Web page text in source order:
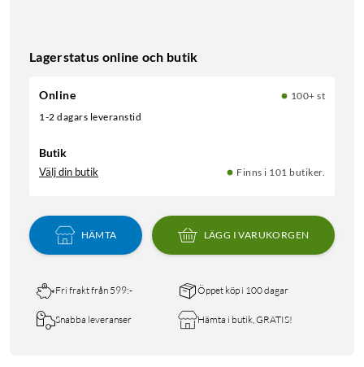
Lagerstatus online och butik
Online
100+ st
1-2 dagars leveranstid
Butik
Välj din butik Finns i 101 butiker.
HÄMTA LÄGG I VARUKORGEN
Fri frakt från 599:- Öppet köp i 100 dagar
Snabba leveranser Hämta i butik, GRATIS!